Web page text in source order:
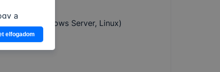
(Windows Server, Linux)
a
a
a
elfogadom